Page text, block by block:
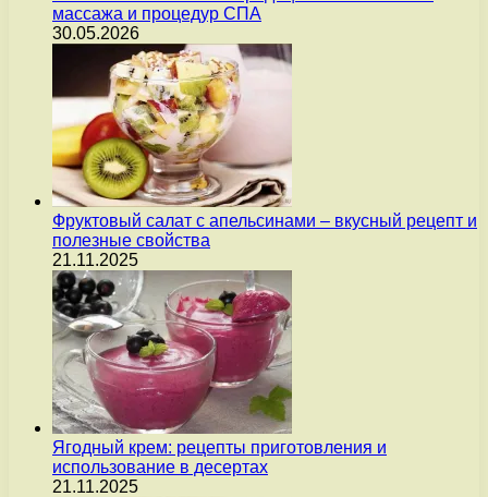
массажа и процедур СПА
30.05.2026
Фруктовый салат с апельсинами – вкусный рецепт и
полезные свойства
21.11.2025
Ягодный крем: рецепты приготовления и
использование в десертах
21.11.2025